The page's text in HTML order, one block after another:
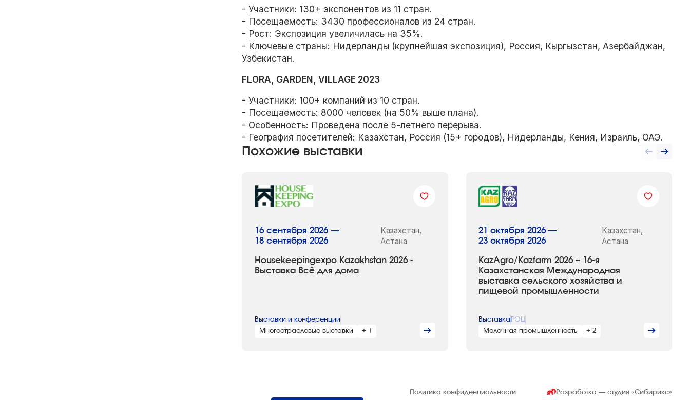
- Участники: 130+ экспонентов из 11 стран.
- Посещаемость: 3430 профессионалов из 24 стран.
- Рост: Экспозиция увеличилась на 35%.
- Ключевые страны: Нидерланды (крупнейшая экспозиция), Россия, Кыргызстан, Азербайджан,
Узбекистан.
FLORA, GARDEN, VILLAGE 2023
- Участники: 100+ компаний из 10 стран.
- Посещаемость: 8000 человек (на 50% выше плана).
- Особенность: Проведена после 5-летнего перерыва.
- География посетителей: Казахстан, Россия (15+ городов), Нидерланды, Кения, Израиль, ОАЭ.
Похожие выставки
Housekeepingexpo Kazakhstan 2026 -
Выставка Всё для дома
16 сентября 2026 —
18 сентября 2026
Казахстан,
Астана
Выставки и конференции
Многоотраслевые выставки
+ 1
KazAgro/Kazfarm 2026 – 16-я
Казахстанская Международная
выставка сельского хозяйства и
пищевой промышленности
21 октября 2026 —
23 октября 2026
Казахстан,
Астана
Выставка РЭЦ
Молочная промышленность
+ 2
Политика конфиденциальности Разработка — студия«Сибирикс»